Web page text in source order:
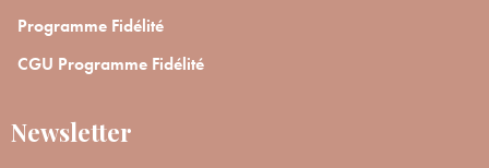
Programme Fidélité
CGU Programme Fidélité
Newsletter